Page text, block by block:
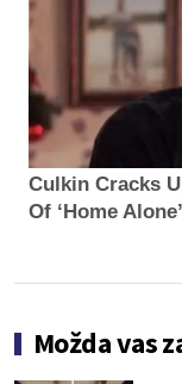
Culkin Cracks
Of ‘Home Alone’
Možda vas